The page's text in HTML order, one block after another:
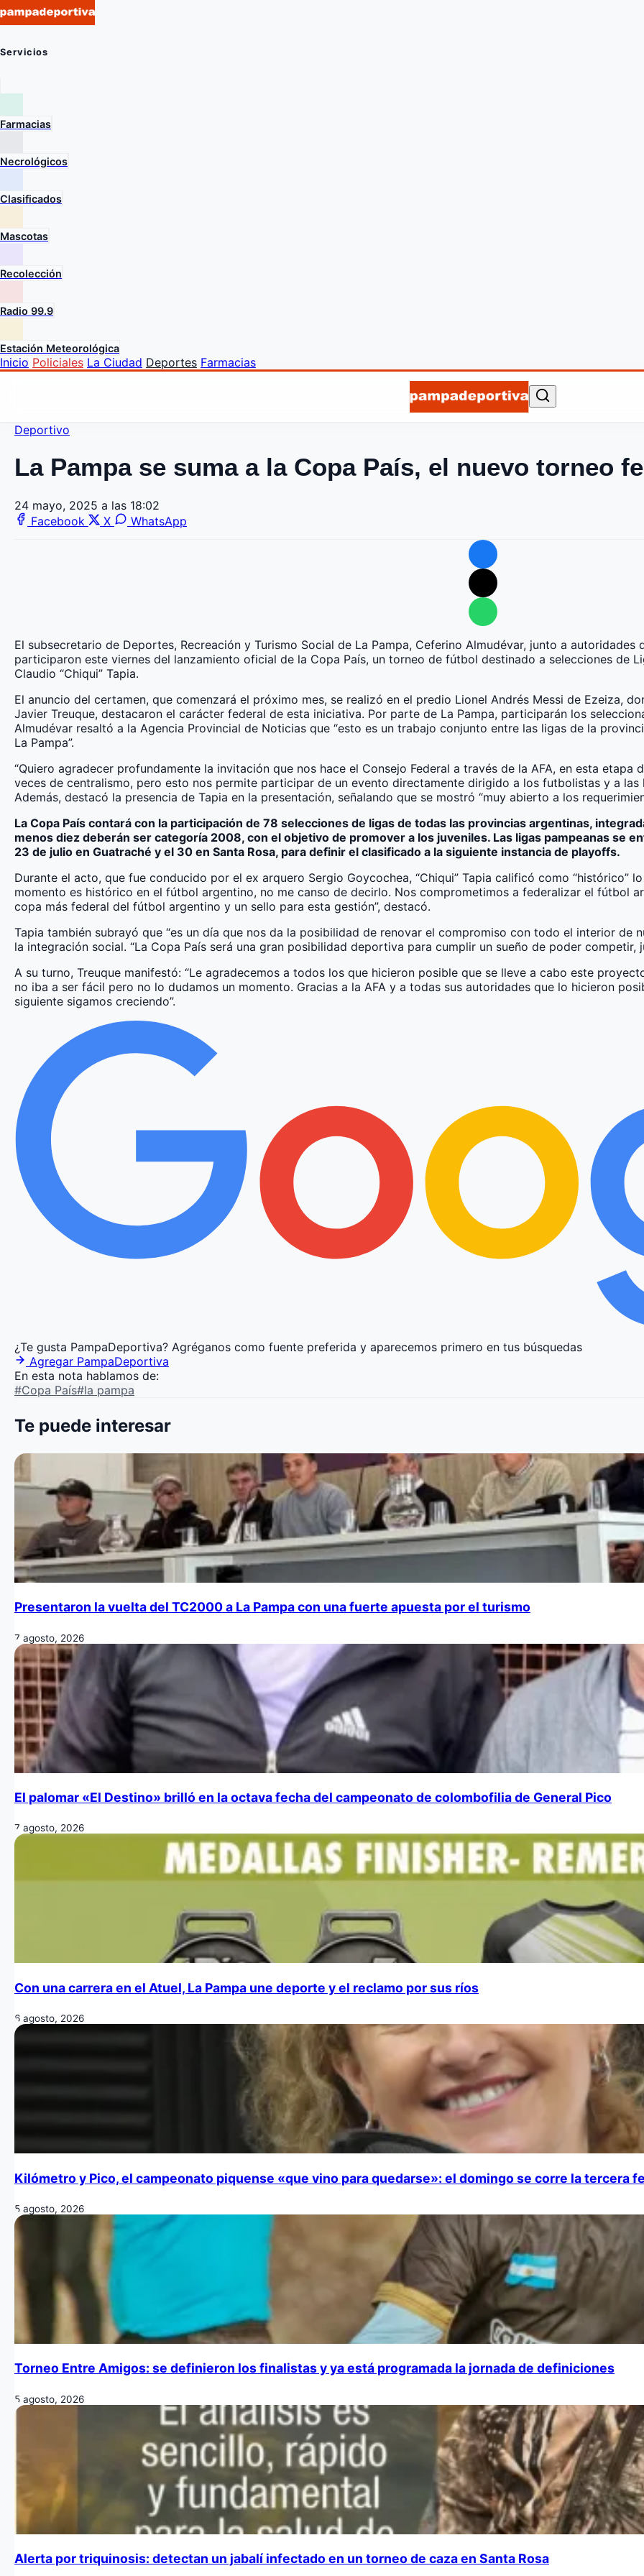
Servicios
Farmacias
Necrológicos
Clasificados
Mascotas
Recolección
Radio 99.9
Estación Meteorológica
Inicio Policiales La Ciudad Deportes Farmacias
Deportivo
La Pampa se suma a la Copa País, el nuevo torneo
24 mayo, 2025 a las 18:02
Facebook
X WhatsApp
El subsecretario de Deportes, Recreación y Turismo Social de La Pampa, Ceferino Almudévar, junto a
participaron este viernes del lanzamiento oficial de la Copa País, un torneo de fútbol destinado a selecciones de
Claudio “Chiqui” Tapia.
El anuncio del certamen, que comenzará el próximo mes, se realizó en el predio Lionel Andrés Messi de Ezeiza,
Javier Treuque, destacaron el carácter federal de esta iniciativa. Por parte de La Pampa, participarán los
Almudévar resaltó a la Agencia Provincial de Noticias que “esto es un trabajo conjunto entre las ligas de la
La Pampa”.
“Quiero agradecer profundamente la invitación que nos hace el Consejo Federal a través de la AFA, en esta
veces de centralismo, pero esto nos permite participar de un evento directamente dirigido a los futbolistas y a las
Además, destacó la presencia de Tapia en la presentación, señalando que se mostró “muy abierto a los
La Copa País contará con la participación de 78 selecciones de ligas de todas las provincias argentinas,
menos diez deberán ser categoría 2008, con el objetivo de promover a los juveniles. Las ligas pampeanas se
23 de julio en Guatraché y el 30 en Santa Rosa, para definir el clasificado a la siguiente instancia de playoffs.
Durante el acto, que fue conducido por el ex arquero Sergio Goycochea, “Chiqui” Tapia calificó como “histórico”
momento es histórico en el fútbol argentino, no me canso de decirlo. Nos comprometimos a federalizar el fútbol
copa más federal del fútbol argentino y un sello para esta gestión”, destacó.
Tapia también subrayó que “es un día que nos da la posibilidad de renovar el compromiso con todo el interior de
la integración social. “La Copa País será una gran posibilidad deportiva para cumplir un sueño de poder competir,
A su turno, Treuque manifestó: “Le agradecemos a todos los que hicieron posible que se lleve a cabo este
no iba a ser fácil pero no lo dudamos un momento. Gracias a la AFA y a todas sus autoridades que lo hicieron
siguiente sigamos creciendo”.
¿Te gusta PampaDeportiva? Agréganos como fuente preferida y aparecemos primero en tus búsquedas
Agregar PampaDeportiva
En esta nota hablamos de:
#Copa País#la pampa
Te puede interesar
Presentaron la vuelta del TC2000 a La Pampa con una fuerte apuesta por el turismo
7 agosto, 2026
El palomar «El Destino» brilló en la octava fecha del campeonato de colombofilia de General Pico
7 agosto, 2026
Con una carrera en el Atuel, La Pampa une deporte y el reclamo por sus ríos
6 agosto, 2026
Kilómetro y Pico, el campeonato piquense «que vino para quedarse»: el domingo se corre la tercera
5 agosto, 2026
Torneo Entre Amigos: se definieron los finalistas y ya está programada la jornada de definiciones
5 agosto, 2026
Alerta por triquinosis: detectan un jabalí infectado en un torneo de caza en Santa Rosa